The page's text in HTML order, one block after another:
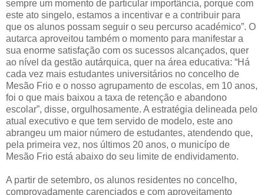
sempre um momento de particular importância, porque com
este ato singelo, estamos a incentivar e a contribuir para
que os alunos possam seguir o seu percurso académico”. O
autarca aproveitou também o momento para manifestar a
sua enorme satisfação com os sucessos alcançados, quer
ao nível da gestão autárquica, quer na área educativa: “Há
cada vez mais estudantes universitários no concelho de
Mesão Frio e o nosso agrupamento de escolas, em 10 anos,
foi o que mais baixou a taxa de retenção e abandono
escolar”, disse, orgulhosamente. A estratégia delineada pelo
atual executivo e que tem servido de modelo, este ano
abrangeu um maior número de estudantes, atendendo que,
pela primeira vez, nos últimos 20 anos, o municípo de
Mesão Frio está abaixo do seu limite de endividamento.
A partir de setembro, os alunos residentes no concelho,
comprovadamente carenciados e com aproveitamento